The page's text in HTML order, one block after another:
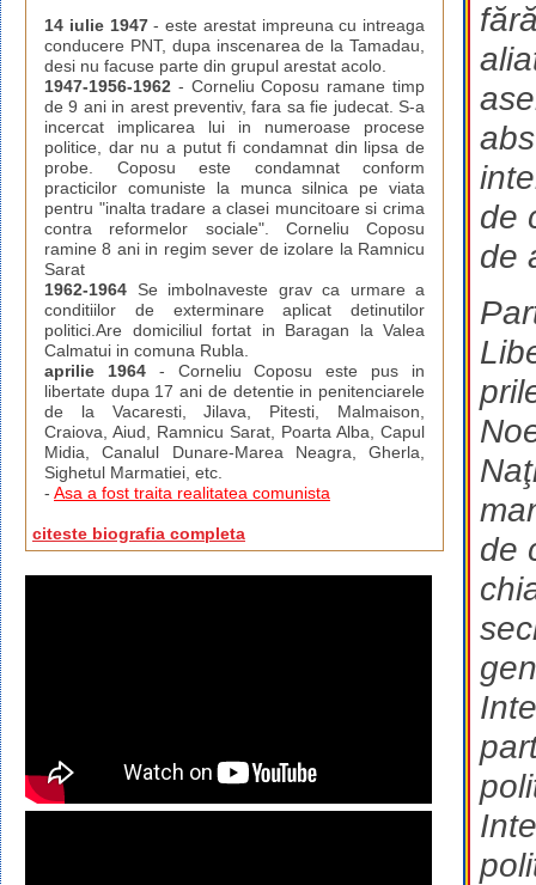
de
de
de
14 iulie 1947- este arestat impreuna cu intreaga
conducere PNT, dupa inscenarea de la Tamadau,
desi nu facuse parte din grupul arestat acolo.
1947-1956-1962 - Corneliu Coposu ramane timp
de 9 ani in arest preventiv, fara sa fie judecat. S-a
incercat implicarea lui in numeroase procese
politice, dar nu a putut fi condamnat din lipsa de
probe. Coposu este condamnat conform
practicilor comuniste la munca silnica pe viata
pentru "inalta tradare a clasei muncitoare si crima
contra reformelor sociale". Corneliu Coposu
ramine 8 ani in regim sever de izolare la Ramnicu
Sarat
1962-1964 Se imbolnaveste grav ca urmare a
conditiilor de exterminare aplicat detinutilor
politici.Are domiciliul fortat in Baragan la Valea
Calmatui in comuna Rubla.
aprilie 1964- Corneliu Coposu este pus in
libertate dupa 17 ani de detentie in penitenciarele
de la Vacaresti, Jilava, Pitesti, Malmaison,
Craiova, Aiud, Ramnicu Sarat, Poarta Alba, Capul
Midia, Canalul Dunare-Marea Neagra, Gherla,
Sighetul Marmatiei, etc.
- Asa a fost traita realitatea comunista
citeste biografia completa